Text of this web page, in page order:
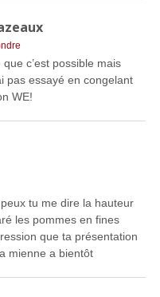
c’est possible mais
pas essayé en congelant
WE!
tu me dire la hauteur
les pommes en fines
que ta présentation
mienne a bientôt